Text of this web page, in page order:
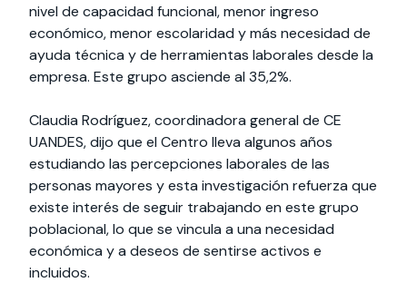
nivel de capacidad funcional, menor ingreso
económico, menor escolaridad y más necesidad de
ayuda técnica y de herramientas laborales desde la
empresa. Este grupo asciende al 35,2%.
Claudia Rodríguez, coordinadora general de CE
UANDES, dijo que el Centro lleva algunos años
estudiando las percepciones laborales de las
personas mayores y esta investigación refuerza que
existe interés de seguir trabajando en este grupo
poblacional, lo que se vincula a una necesidad
económica y a deseos de sentirse activos e
incluidos.